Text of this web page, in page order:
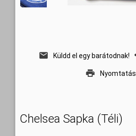
Küldd el egy barátodnak!
Nyomtatás
Chelsea Sapka (téli)